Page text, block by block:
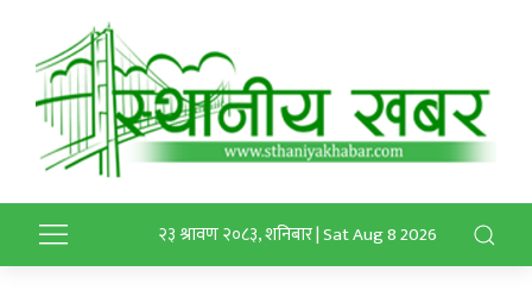
२३ श्रावण २०८३, शनिबार | Sat Aug 8 2026